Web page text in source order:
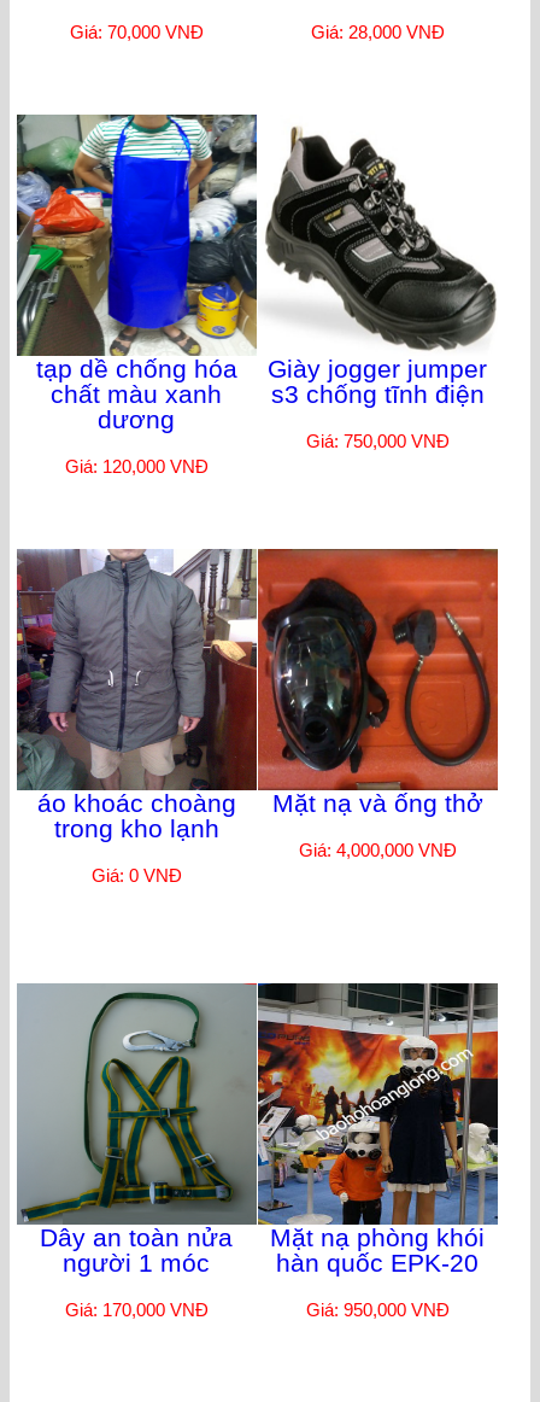
Giá: 70,000 VNĐ Giá: 28,000 VNĐ
tạp dề chống hóa
chất màu xanh
dương
Giá: 120,000 VNĐ
Giày jogger jumper
s3 chống tĩnh điện
Giá: 750,000 VNĐ
áo khoác choàng
trong kho lạnh
Giá: 0 VNĐ
Mặt nạ và ống thở
Giá: 4,000,000 VNĐ
Dây an toàn nửa
người 1 móc
Giá: 170,000 VNĐ
Mặt nạ phòng khói
hàn quốc EPK-20
Giá: 950,000 VNĐ